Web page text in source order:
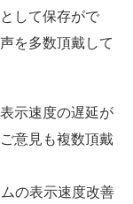
して保存がで
を多数頂戴して
示速度の遅延が
意見も複数頂戴
の表示速度改善